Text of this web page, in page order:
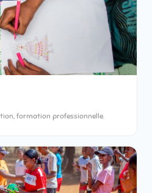
formation professionnelle.